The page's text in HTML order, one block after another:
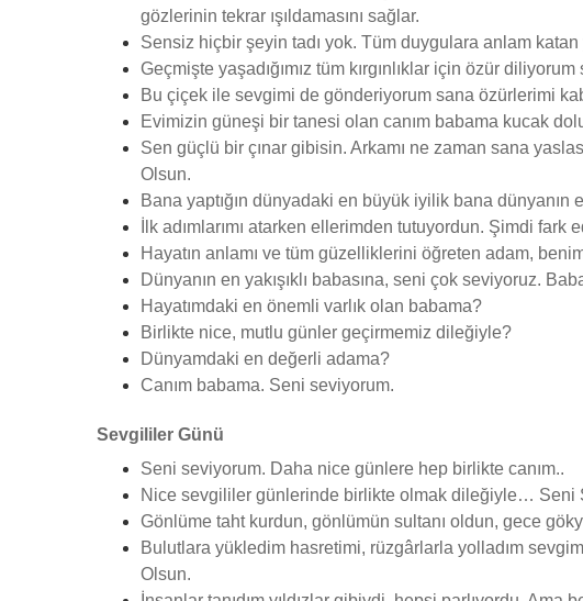
gözlerinin tekrar ışıldamasını sağlar.
Sensiz hiçbir şeyin tadı yok. Tüm duygulara anlam
Geçmişte yaşadığımız tüm kırgınlıklar için özür diliyorum
Bu çiçek ile sevgimi de gönderiyorum sana özürlerimi
Evimizin güneşi bir tanesi olan canım babama kucak
Sen güçlü bir çınar gibisin. Arkamı ne zaman sana
Olsun.
Bana yaptığın dünyadaki en büyük iyilik bana
İlk adımlarımı atarken ellerimden tutuyordun. Şimdi
Hayatın anlamı ve tüm güzelliklerini öğreten adam,
Dünyanın en yakışıklı babasına, seni çok seviyoruz.
Hayatımdaki en önemli varlık olan babama?
Birlikte nice, mutlu günler geçirmemiz dileğiyle?
Dünyamdaki en değerli adama?
Canım babama. Seni seviyorum.
Sevgililer Günü
Seni seviyorum. Daha nice günlere hep birlikte canım..
Nice sevgililer günlerinde birlikte olmak dileğiyle… Seni
Gönlüme taht kurdun, gönlümün sultanı oldun, gece
Bulutlara yükledim hasretimi, rüzgârlarla yolladım
Olsun.